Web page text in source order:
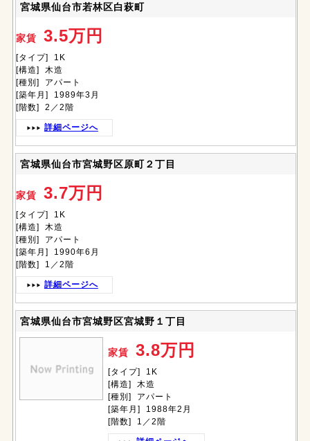
宮城県仙台市若林区白萩町
家賃 3.5万円
[タイプ] 1K
[構造] 木造
[種別] アパート
[築年月] 1989年3月
[階数] 2／2階
詳細ページへ
宮城県仙台市宮城野区原町２丁目
家賃 3.7万円
[タイプ] 1K
[構造] 木造
[種別] アパート
[築年月] 1990年6月
[階数] 1／2階
詳細ページへ
宮城県仙台市宮城野区宮城野１丁目
家賃3.8万円
[タイプ] 1K
[構造] 木造
[種別] アパート
[築年月] 1988年2月
[階数] 1／2階